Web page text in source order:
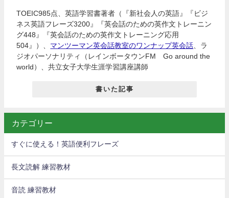
TOEIC985点、英語学習書著者（『新社会人の英語』『ビジ
ネス英語フレーズ3200』『英会話のための英作文トレーニン
グ448』『英会話のための英作文トレーニング応用
504』）、 マンツーマン英会話教室のワンナップ英会話 、ラ
ジオパーソナリティ（レインボータウンFM Go around the
world）、共立女子大学生涯学習講座講師
書いた記事
カテゴリー
すぐに使える！英語便利フレーズ
長文読解 練習教材
音読 練習教材